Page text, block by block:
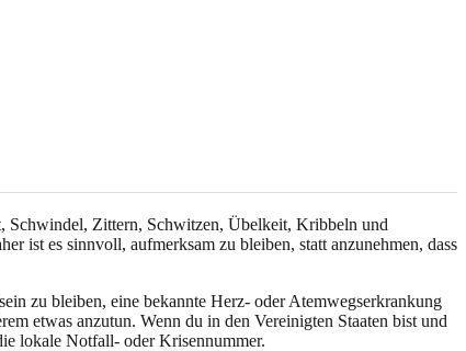
Schwindel, Zittern, Schwitzen, Übelkeit, Kribbeln und
ist es sinnvoll, aufmerksam zu bleiben, statt anzunehmen, dass
zu bleiben, eine bekannte Herz- oder Atemwegserkrankung
etwas anzutun. Wenn du in den Vereinigten Staaten bist und
lokale Notfall- oder Krisennummer.